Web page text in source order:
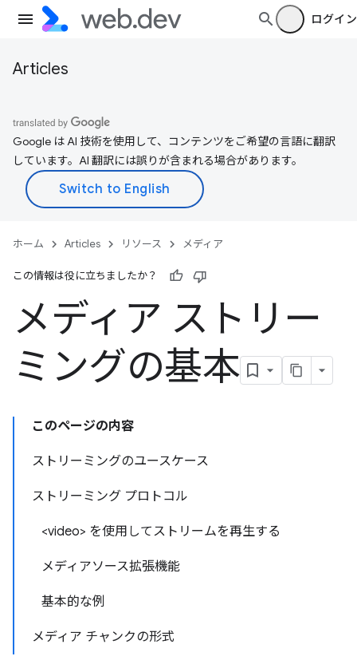
ログイン
Articles
Google は AI 技術を使用して、コンテンツをご希望の言語に翻訳
しています。AI 翻訳には誤りが含まれる場合があります。
ホーム Articles リソース メディア
この情報は役に立ちましたか？
メディア ストリー
ミングの基本
このページの内容
ストリーミングのユースケース
ストリーミング プロトコル
<video> を使用してストリームを再生する
メディアソース拡張機能
基本的な例
メディア チャンクの形式